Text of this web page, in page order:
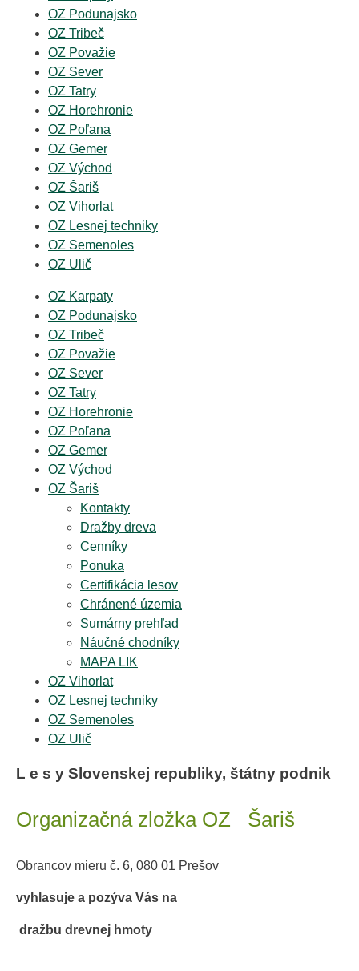
OZ Podunajsko
OZ Tribeč
OZ Považie
OZ Sever
OZ Tatry
OZ Horehronie
OZ Poľana
OZ Gemer
OZ Východ
OZ Šariš
OZ Vihorlat
OZ Lesnej techniky
OZ Semenoles
OZ Ulič
OZ Karpaty
OZ Podunajsko
OZ Tribeč
OZ Považie
OZ Sever
OZ Tatry
OZ Horehronie
OZ Poľana
OZ Gemer
OZ Východ
OZ Šariš
Kontakty
Dražby dreva
Cenníky
Ponuka
Certifikácia lesov
Chránené územia
Sumárny prehľad
Náučné chodníky
MAPA LIK
OZ Vihorlat
OZ Lesnej techniky
OZ Semenoles
OZ Ulič
L e s y Slovenskej republiky, štátny podnik
Organizačná zložka OZ Šariš
Obrancov mieru č. 6, 080 01 Prešov
vyhlasuje a pozýva Vás na
dražbu drevnej hmoty